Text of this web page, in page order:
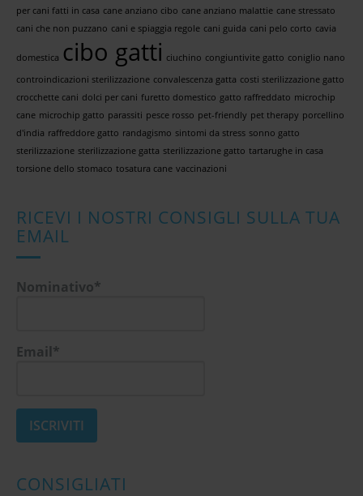
per cani fatti in casa cane anziano cibo cane anziano malattie cane stressato
cani che non puzzano cani e spiaggia regole cani guida cani pelo corto cavia
domestica cibo gatti ciuchino congiuntivite gatto coniglio nano
controindicazioni sterilizzazione convalescenza gatta costi sterilizzazione gatto
crocchette cani dolci per cani furetto domestico gatto raffreddato microchip
cane microchip gatto parassiti pesce rosso pet-friendly pet therapy porcellino
d'india raffreddore gatto randagismo sintomi da stress sonno gatto
sterilizzazione sterilizzazione gatta sterilizzazione gatto tartarughe in casa
torsione dello stomaco tosatura cane vaccinazioni
RICEVI I NOSTRI CONSIGLI SULLA TUA
EMAIL
Nominativo*
Email*
CONSIGLIATI